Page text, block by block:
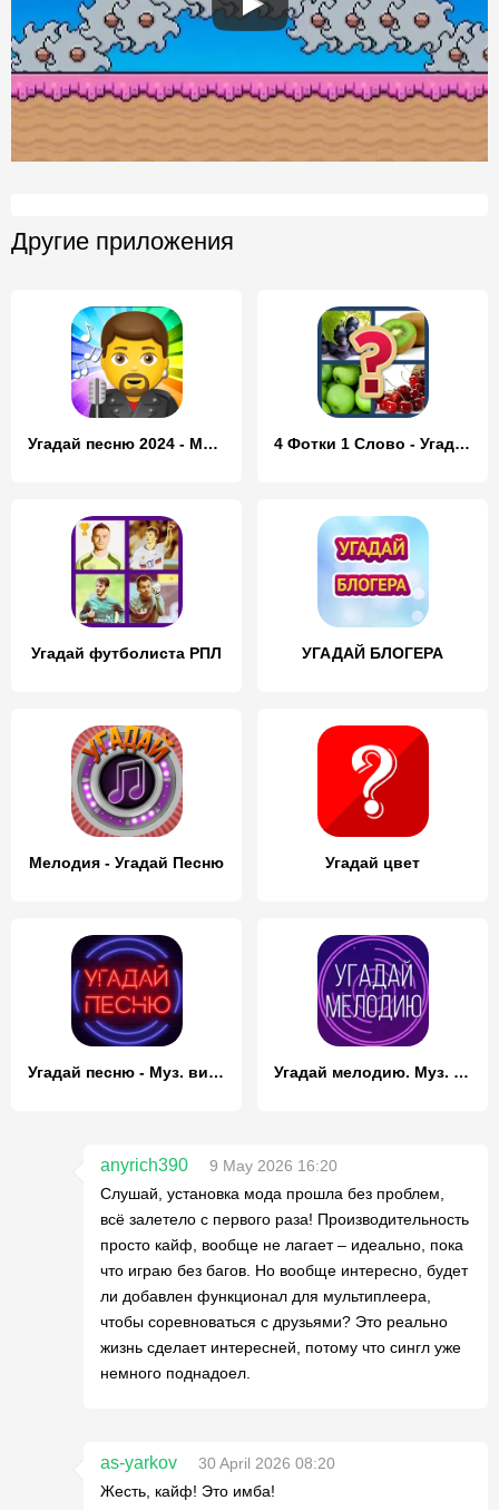
Другие приложения
Угадай песню 2024 - Мелодию 4 Фотки 1 Слово - Угадай Слово
Угадай футболиста РПЛ УГАДАЙ БЛОГЕРА
Мелодия - Угадай Песню Угадай цвет
Угадай песню - Муз. викторина Угадай мелодию. Муз. викторина
anyrich390
9 May 2026 16:20
Слушай, установка мода прошла без проблем,
всё залетело с первого раза! Производительность
просто кайф, вообще не лагает – идеально, пока
что играю без багов. Но вообще интересно, будет
ли добавлен функционал для мультиплеера,
чтобы соревноваться с друзьями? Это реально
жизнь сделает интересней, потому что сингл уже
немного поднадоел.
as-yarkov
30 April 2026 08:20
Жесть, кайф! Это имба!